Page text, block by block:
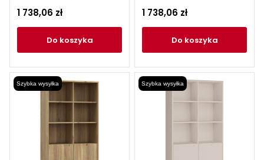
mauvella
1 738,06 zł
do koszyka
1 738,06 zł
do koszyka
Szybka wysyłka Szybka wysyłka